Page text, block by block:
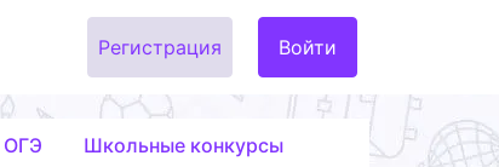
Регистрация Войти
ОГЭ
Школьные конкурсы